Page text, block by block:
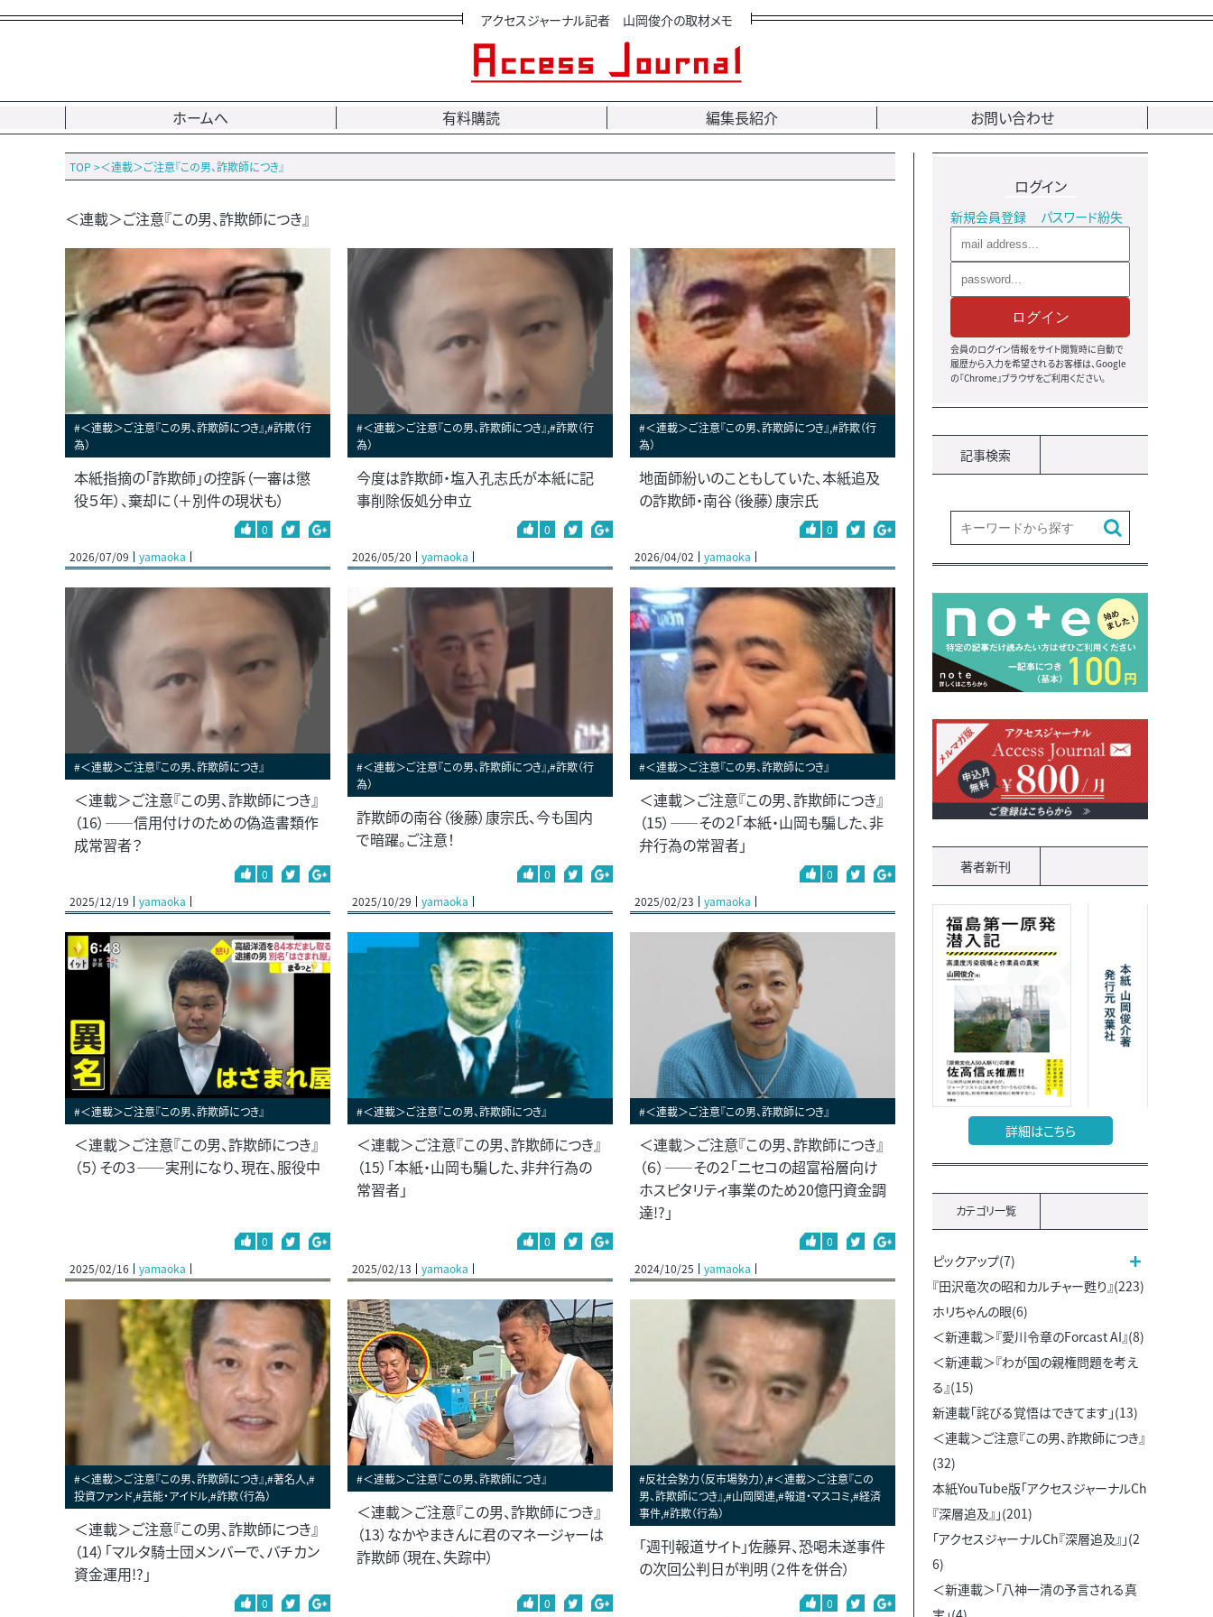
アクセスジャーナル記者 山岡俊介の取材メモ
ホームへ 有料購読 編集長紹介 お問い合わせ
TOP >＜連載＞ご注意『この男、詐欺師につき』
＜連載＞ご注意『この男、詐欺師につき』
#＜連載＞ご注意『この男、詐欺師につき』,#詐欺（行
為）
本紙指摘の「詐欺師」の控訴（一審は懲
役５年）、棄却に（＋別件の現状も）
0
2026/07/09
yamaoka
#＜連載＞ご注意『この男、詐欺師につき』,#詐欺（行
為）
今度は詐欺師・塩入孔志氏が本紙に記
事削除仮処分申立
0
2026/05/20
yamaoka
#＜連載＞ご注意『この男、詐欺師につき』,#詐欺（行
為）
地面師紛いのこともしていた、本紙追及
の詐欺師・南谷（後藤）康宗氏
0
2026/04/02
yamaoka
#＜連載＞ご注意『この男、詐欺師につき』
＜連載＞ご注意『この男、詐欺師につき』
（16）――信用付けのための偽造書類作
成常習者？
0
2025/12/19
yamaoka
#＜連載＞ご注意『この男、詐欺師につき』,#詐欺（行
為）
詐欺師の南谷（後藤）康宗氏、今も国内
で暗躍。ご注意！
0
2025/10/29
yamaoka
#＜連載＞ご注意『この男、詐欺師につき』
＜連載＞ご注意『この男、詐欺師につき』
（15）――その２「本紙・山岡も騙した、非
弁行為の常習者」
0
2025/02/23
yamaoka
#＜連載＞ご注意『この男、詐欺師につき』
＜連載＞ご注意『この男、詐欺師につき』
（５）その３――実刑になり、現在、服役中
0
2025/02/16
yamaoka
#＜連載＞ご注意『この男、詐欺師につき』
＜連載＞ご注意『この男、詐欺師につき』
（15）「本紙・山岡も騙した、非弁行為の
常習者」
0
2025/02/13
yamaoka
#＜連載＞ご注意『この男、詐欺師につき』
＜連載＞ご注意『この男、詐欺師につき』
（６）――その２「ニセコの超富裕層向け
ホスピタリティ事業のため20億円資金調
達!?」
0
2024/10/25
yamaoka
#＜連載＞ご注意『この男、詐欺師につき』,#著名人,#
投資ファンド,#芸能・アイドル,#詐欺（行為）
＜連載＞ご注意『この男、詐欺師につき』
（14）「マルタ騎士団メンバーで、バチカン
資金運用!?」
0
#＜連載＞ご注意『この男、詐欺師につき』
＜連載＞ご注意『この男、詐欺師につき』
（13）なかやまきんに君のマネージャーは
詐欺師（現在、失踪中）
0
#反社会勢力（反市場勢力）,#＜連載＞ご注意『この
男、詐欺師につき』,#山岡関連,#報道・マスコミ,#経済
事件,#詐欺（行為）
「週刊報道サイト」佐藤昇、恐喝未遂事件
の次回公判日が判明（２件を併合）
0
ログイン
新規会員登録 パスワード紛失
ログイン
会員のログイン情報をサイト閲覧時に自動で
履歴から入力を希望されるお客様は、Google
の『Chrome』ブラウザをご利用ください。
記事検索
著者新刊
詳細はこちら
カテゴリ一覧
ピックアップ(7)
『田沢竜次の昭和カルチャー甦り』(223)
ホリちゃんの眼(6)
＜新連載＞『愛川令章のForcast AI』(8)
＜新連載＞『わが国の親権問題を考え
る』(15)
新連載「詫びる覚悟はできてます」(13)
＜連載＞ご注意『この男、詐欺師につき』
(32)
本紙YouTube版「アクセスジャーナルCh
『深層追及』」(201)
「アクセスジャーナルCh『深層追及』」(2
6)
＜新連載＞「八神一清の予言される真